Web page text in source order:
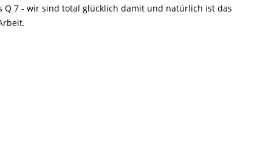
Q 7 - wir sind total glücklich damit und natürlich ist das